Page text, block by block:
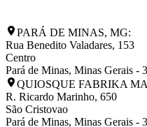
PARÁ DE MINAS, MG:
Rua Benedito Valadares, 153
Centro
Pará de Minas, Minas Gerais -
QUIOSQUE FABRIKA
R. Ricardo Marinho, 650
São Cristovao
Pará de Minas, Minas Gerais -